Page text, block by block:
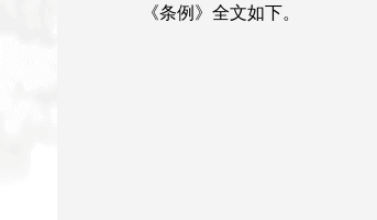
《条例》全文如下。